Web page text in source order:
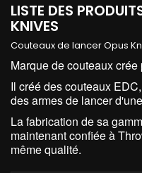
LISTE DES
KNIVES
Couteaux de lancer Opus
Marque de couteaux
Il créé des couteaux
des armes de lancer
La fabrication de sa
maintenant confiée à
même qualité.